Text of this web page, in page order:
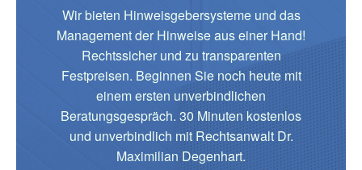
Wir bieten Hinweisgebersysteme und das
Management der Hinweise aus einer Hand!
Rechtssicher und zu transparenten
Festpreisen. Beginnen Sie noch heute mit
einem ersten unverbindlichen
Beratungsgespräch. 30 Minuten kostenlos
und unverbindlich mit Rechtsanwalt Dr.
Maximilian Degenhart.